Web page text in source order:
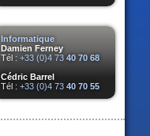
Informatique
Damien Ferney
Tél : +33 (0)4 73 40 70 68
Cédric Barrel
Tél : +33 (0)4 73 40 70 55